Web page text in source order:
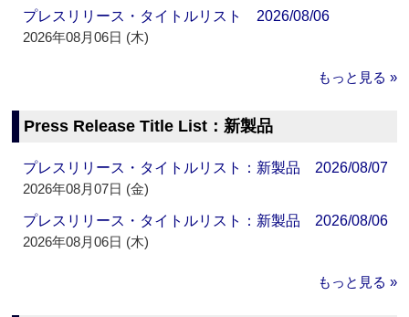
プレスリリース・タイトルリスト 2026/08/06
2026年08月06日 (木)
もっと見る »
Press Release Title List：新製品
プレスリリース・タイトルリスト：新製品 2026/08/07
2026年08月07日 (金)
プレスリリース・タイトルリスト：新製品 2026/08/06
2026年08月06日 (木)
もっと見る »